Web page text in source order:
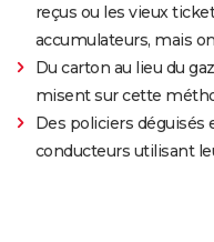
reçus ou les vieux
accumulateurs, mais
Du carton au lieu du
misent sur cette
Des policiers déguisés
conducteurs utilisant